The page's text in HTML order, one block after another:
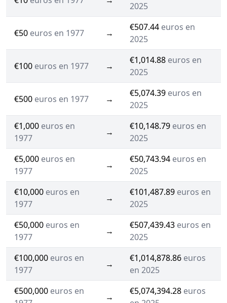
2025
€50 euros en 1977 →
€507.44 euros en
2025
€100 euros en 1977 →
€1,014.88 euros en
2025
€500 euros en 1977 →
€5,074.39 euros en
2025
€1,000 euros en
1977
→
€10,148.79 euros en
2025
€5,000 euros en
1977
→
€50,743.94 euros en
2025
€10,000 euros en
1977
→
€101,487.89 euros en
2025
€50,000 euros en
1977
→
€507,439.43 euros en
2025
€100,000 euros en
1977
→
€1,014,878.86 euros
en 2025
€500,000 euros en
→
€5,074,394.28 euros